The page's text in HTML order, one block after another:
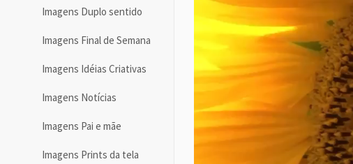
Imagens Duplo sentido
Imagens Final de Semana
Imagens Idéias Criativas
Imagens Notícias
Imagens Pai e mãe
Imagens Prints da tela